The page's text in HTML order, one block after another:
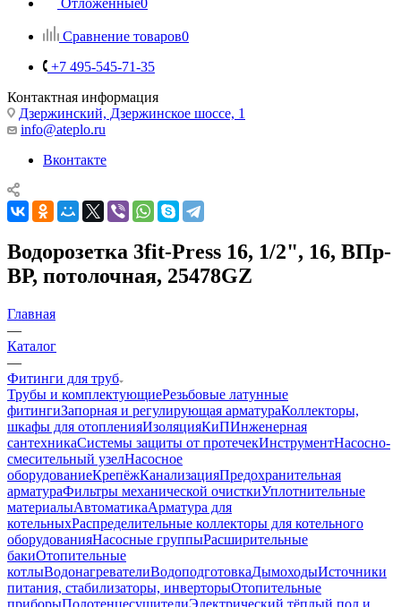
Отложенные0
Сравнение товаров0
+7 495-545-71-35
Контактная информация
Дзержинский, Дзержинское шоссе, 1
info@ateplo.ru
Вконтакте
Водорозетка 3fit-Press 16, 1/2", 16, ВПр-
ВР, потолочная, 25478GZ
Главная
—
Каталог
—
Фитинги для труб
Трубы и комплектующиеРезьбовые латунные
фитингиЗапорная и регулирующая арматураКоллекторы,
шкафы для отопленияИзоляцияКиПИнженерная
сантехникаСистемы защиты от протечекИнструментНасосно-
смесительный узелНасосное
оборудованиеКрепёжКанализацияПредохранительная
арматураФильтры механической очисткиУплотнительные
материалыАвтоматикаАрматура для
котельныхРаспределительные коллекторы для котельного
оборудованияНасосные группыРасширительные
бакиОтопительные
котлыВодонагревателиВодоподготовкаДымоходыИсточники
питания, стабилизаторы, инверторыОтопительные
приборыПолотенцесушителиЭлектрический тёплый пол и